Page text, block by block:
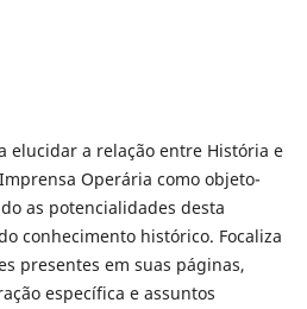
elucidar a relação entre História e
Operária como objeto-
as potencialidades desta
conhecimento histórico. Focaliza
presentes em suas páginas,
específica e assuntos